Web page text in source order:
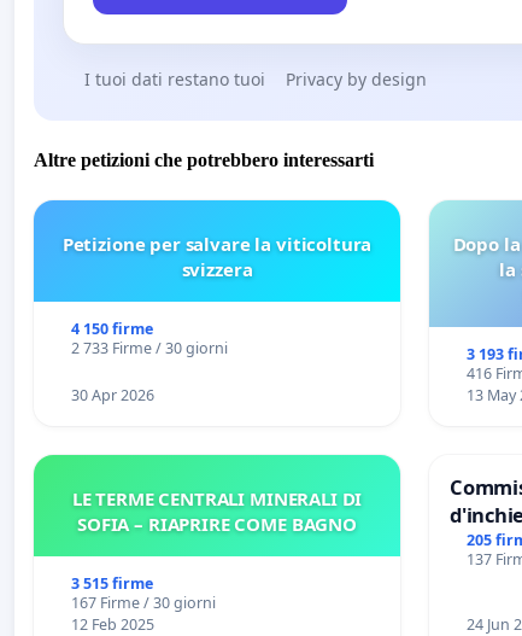
I tuoi dati restano tuoi Privacy by design
Altre petizioni che potrebbero interessarti
Petizione per salvare la viticoltura
svizzera
4 150 firme
2 733 Firme / 30 giorni
30 Apr 2026
Dopo
la
3 193
416
13 May
LE TERME CENTRALI MINERALI DI
SOFIA – RIAPRIRE COME BAGNO
3 515 firme
167 Firme / 30 giorni
12 Feb 2025
del
Files
205
137
24 Jun